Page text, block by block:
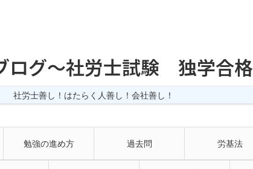
ログ〜社労士試験 独学合
社労士善し！はたらく人善し！会社善し！
勉強の進め方 過去問 労基法